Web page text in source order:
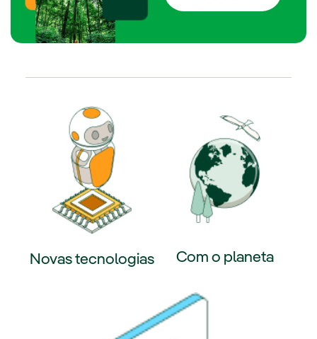
Novas tecnologias
externo, abra em uma nova aba.
Com o planeta
Link externo, abra em uma